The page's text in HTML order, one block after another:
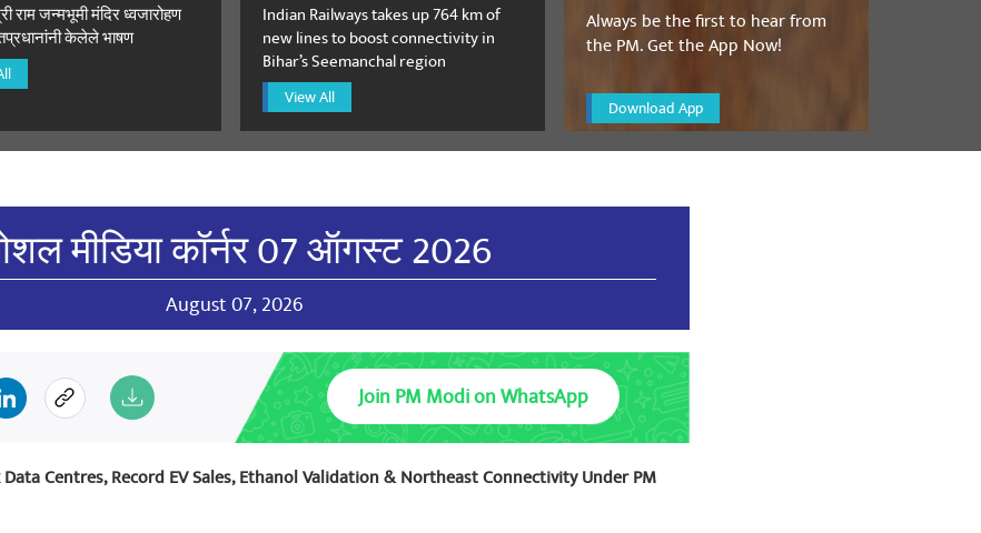
जय 🇮🇳🇮🇳🇮🇳🇮🇳🇮🇳
August 14, 2023
राम जन्मभूमी मंदिर ध्वजारोहण
केलेले भाषण
Indian Railways takes up 764 km of
new lines to boost connectivity in
Bihar’s Seemanchal region
View All
Always be the first to hear from
the PM. Get the App Now!
Download App
मीडिया कॉर्नर 07 ऑगस्ट 2026
August 07, 2026
Join PM Modi on WhatsApp
Centres, Record EV Sales, Ethanol Validation & Northeast Connectivity Under PM